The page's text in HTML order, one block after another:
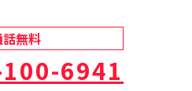
無料
6941